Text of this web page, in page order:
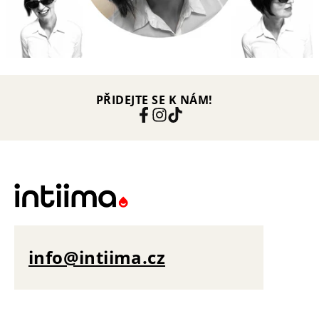
PŘIDEJTE SE K NÁM!
info@intiima.cz